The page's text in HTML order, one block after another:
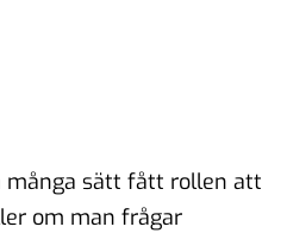
många sätt fått rollen att
om man frågar